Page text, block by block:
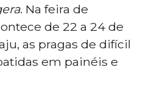
. Na feira de
de 22 a 24 de
as pragas de difícil
em painéis e